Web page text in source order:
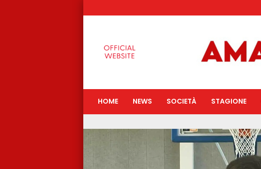
HOME NEWS SOCIETÀ STAGIONE